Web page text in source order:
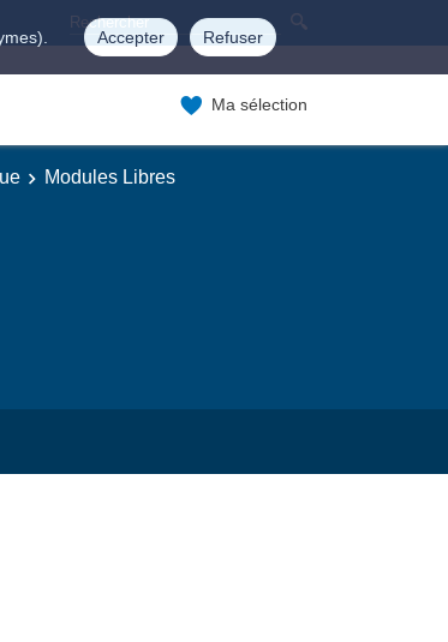
Accepter Refuser
Ma sélection
Modules Libres